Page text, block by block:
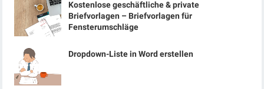
Kostenlose geschäftliche & private
Briefvorlagen – Briefvorlagen für
Fensterumschläge
Dropdown-Liste in Word erstellen